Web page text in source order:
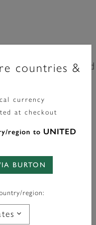
& Bracelet Rose Gold
countries &
currency
at checkout
region to UNITED
BURTON
region: